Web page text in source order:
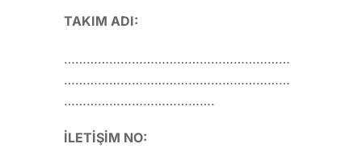
TAKIM ADI:
……………………………………………………
……………………………………………………
………………………………….
İLETİŞİM NO: